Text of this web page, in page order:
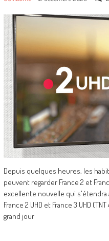
Depuis quelques heures, les
peuvent regarder France 2 et
excellente nouvelle qui
France 2 UHD et France 3 UHD
grand jour